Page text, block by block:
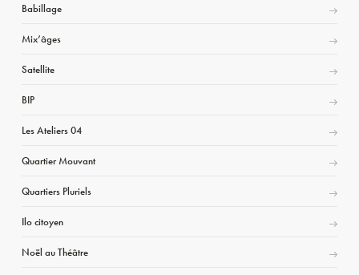
Babillage
Mix’âges
Satellite
BIP
Les Ateliers 04
Quartier Mouvant
Quartiers Pluriels
Ilo citoyen
Noël au Théâtre